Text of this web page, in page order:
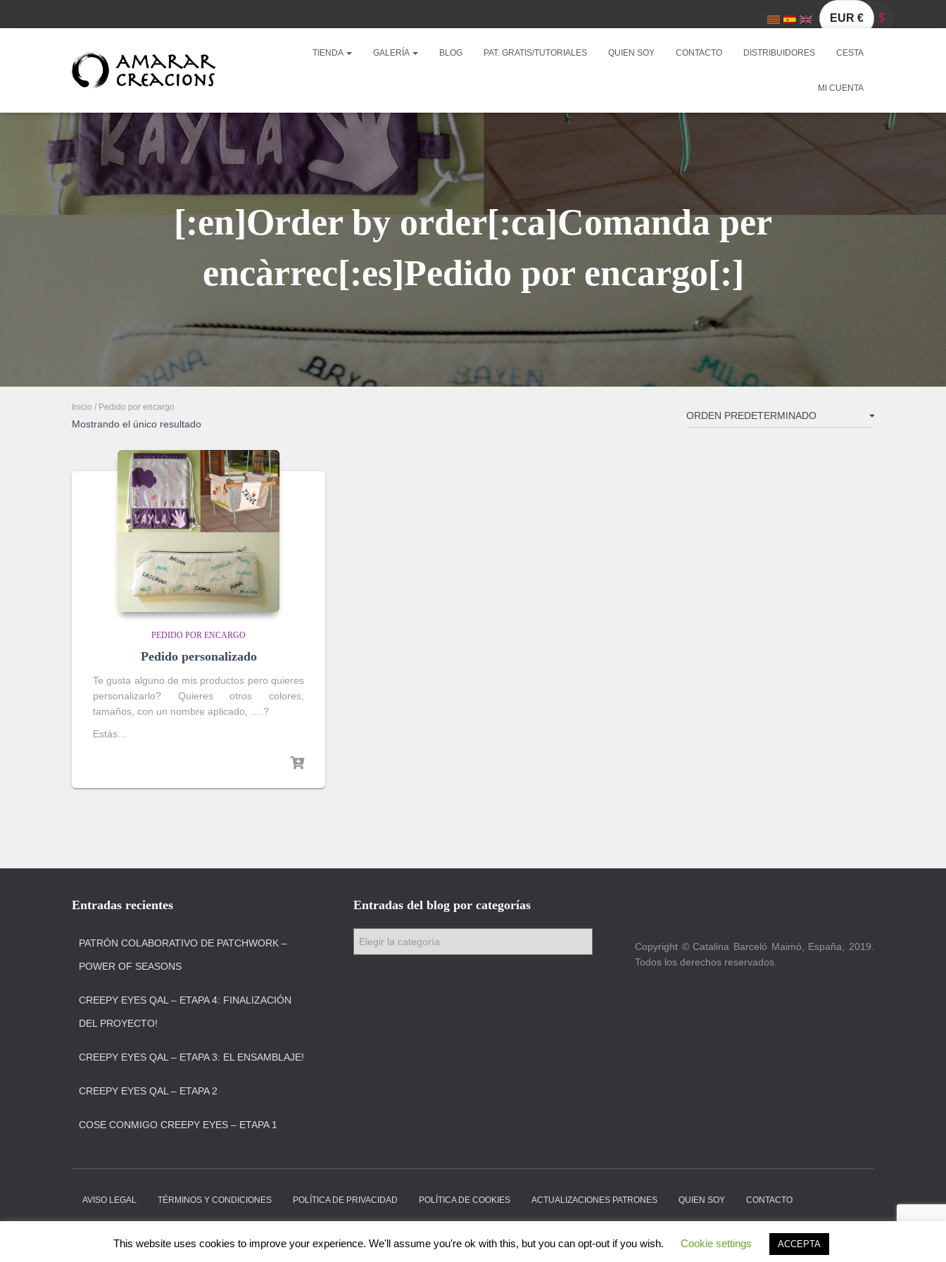
EUR € $
TIENDA GALERÍA BLOG PAT. GRATIS/TUTORIALES QUIEN SOY CONTACTO DISTRIBUIDORES CESTA
MI CUENTA
[:en]Order by order[:ca]Comanda per
encàrrec[:es]Pedido por encargo[:]
Inicio / Pedido por encargo
Mostrando el único resultado
PEDIDO POR ENCARGO
Pedido personalizado
Te gusta alguno de mis productos pero quieres
personalizarlo? Quieres otros colores,
tamaños, con un nombre aplicado, ….?
Estás...
Entradas recientes
PATRÓN COLABORATIVO DE PATCHWORK –
POWER OF SEASONS
CREEPY EYES QAL – ETAPA 4: FINALIZACIÓN
DEL PROYECTO!
CREEPY EYES QAL – ETAPA 3: EL ENSAMBLAJE!
CREEPY EYES QAL – ETAPA 2
COSE CONMIGO CREEPY EYES – ETAPA 1
Entradas del blog por categorías
p
r
t
Copyright © Catalina Barceló Maimó, España, 2019.
Todos los derechos reservados.
AVISO LEGAL TÉRMINOS Y CONDICIONES POLÍTICA DE PRIVACIDAD POLÍTICA DE COOKIES ACTUALIZACIONES PATRONES QUIEN SOY CONTACTO
Hestia | Desarrollado porThemeIsle
This website uses cookies to improve your experience. We'll assume you're ok with this, but you can opt-out if you wish. Cookie settings ACCEPTA